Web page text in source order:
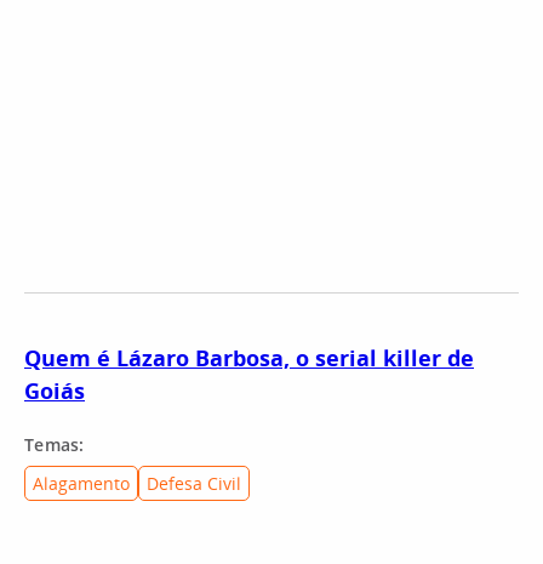
Quem é Lázaro Barbosa, o serial killer de
Goiás
Temas:
Alagamento
Defesa Civil